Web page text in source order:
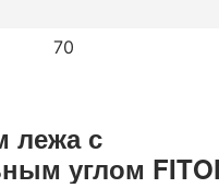
70
лежа с
углом